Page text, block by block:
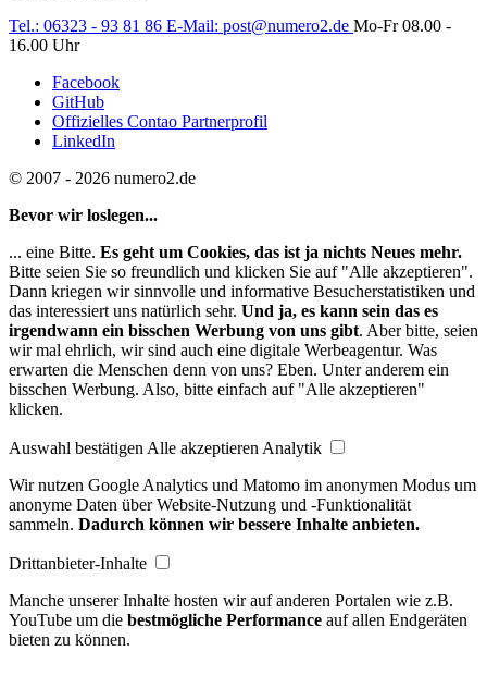
Tel.: 06323 - 93 81 86 E-Mail: post@numero2.de Mo-Fr 08.00 -
16.00 Uhr
Facebook
GitHub
Offizielles Contao Partnerprofil
LinkedIn
© 2007 - 2026 numero2.de
Bevor wir loslegen...
... eine Bitte. Es geht um Cookies, das ist ja nichts Neues mehr.
Bitte seien Sie so freundlich und klicken Sie auf "Alle akzeptieren".
Dann kriegen wir sinnvolle und informative Besucherstatistiken und
das interessiert uns natürlich sehr. Und ja, es kann sein das es
irgendwann ein bisschen Werbung von uns gibt. Aber bitte, seien
wir mal ehrlich, wir sind auch eine digitale Werbeagentur. Was
erwarten die Menschen denn von uns? Eben. Unter anderem ein
bisschen Werbung. Also, bitte einfach auf "Alle akzeptieren"
klicken.
Auswahl bestätigen Alle akzeptieren Analytik
Wir nutzen Google Analytics und Matomo im anonymen Modus um
anonyme Daten über Website-Nutzung und -Funktionalität
sammeln. Dadurch können wir bessere Inhalte anbieten.
Drittanbieter-Inhalte
Manche unserer Inhalte hosten wir auf anderen Portalen wie z.B.
YouTube um die bestmögliche Performance auf allen Endgeräten
bieten zu können.